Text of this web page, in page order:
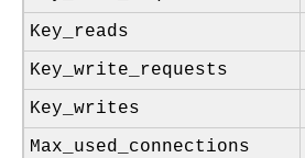
Key_reads
Key_write_requests
Key_writes
Max_used_connections